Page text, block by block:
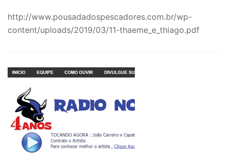
http://www.pousadadospescadores.com.br/wp-
content/uploads/2019/03/11-thaeme_e_thiago.pdf